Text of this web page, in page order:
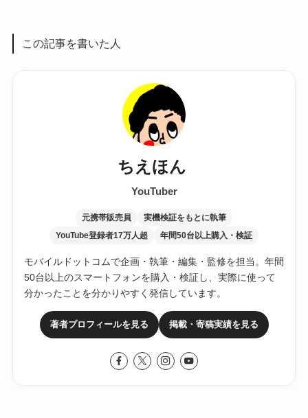
この記事を書いた人
ちえほん
YouTuber
元携帯販売員 実機検証をもとに執筆
YouTube登録者17万人超 年間50台以上購入・検証
モバイルドットコムで企画・執筆・編集・監修を担当。年間
50台以上のスマートフォンを購入・検証し、実際に使って
分かったことを分かりやすく発信しています。
著者プロフィールを見る 掲載・寄稿実績を見る